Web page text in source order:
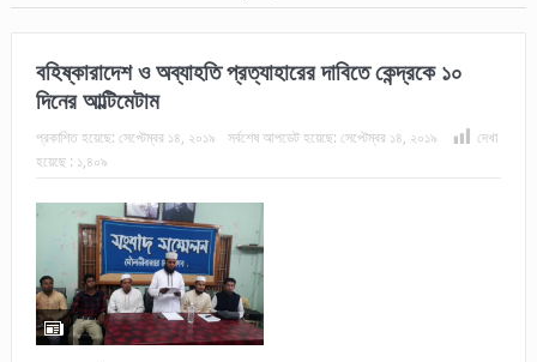
বহিষ্কারাদেশ ও অব্যাহতি প্রত্যাহারের দাবিতে কেন্দ্রকে ১০
দিনের আল্টিমেটাম
প্রকাশিত হয়েছে: সেপ্টেম্বর ১৪, ২০১৯ সর্বশেষ আপডেট হয়েছে: সেপ্টেম্বর ১৪, ২০১৯
দেখা
হয়েছে : ১,৪০৯